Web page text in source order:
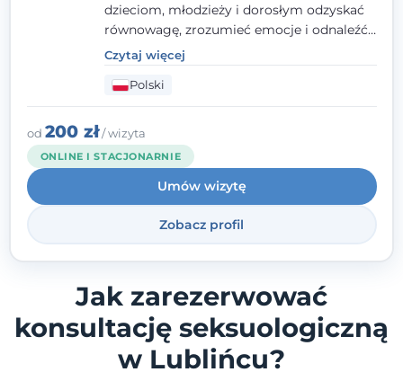
dzieciom, młodzieży i dorosłym odzyskać
równowagę, zrozumieć emocje i odnaleźć
wewnętrzną siłę. Moja droga do
psychologii zaczęła się od życia - pełnego
wyzwań, które nauczyły mnie uważności,
empatii i pokory. Dziś łączę doświadczenie
nauczycielki, psychologa, psychoterapeuty
i seksuologa tworząc bezpieczną
przestrzeń, w której można poczuć spokój i
wsparcie. Nie obiecuję łatwych rozwiązań -
ale mogę obiecać, że będę po Twojej
Czytaj więcej
Polski
od 200 zł/ wizyta
ONLINE I STACJONARNIE
Umów wizytę
Zobacz profil
Jak zarezerwować
konsultację seksuologiczną
w Lublińcu?